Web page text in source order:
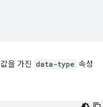
값을 가진 data-type 속성